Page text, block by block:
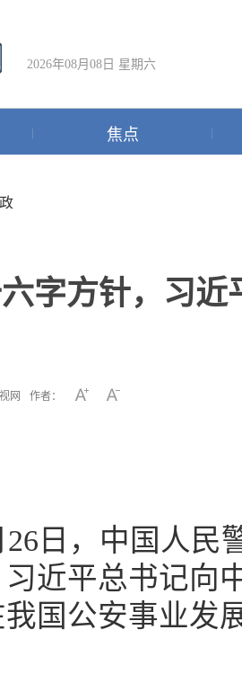
2026年08月08日 星期六
焦点
字方针，习
网 作者：
26日，中国人民
近平总书记向
国公安事业发